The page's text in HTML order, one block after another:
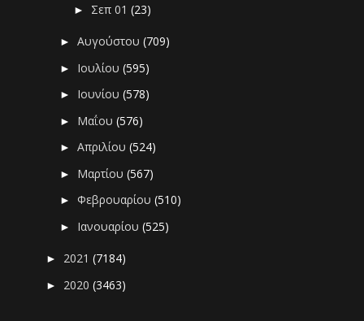
► Σεπ 01(23)
►Αυγούστου(709)
► Ιουλίου(595)
► Ιουνίου(578)
► Μαΐου(576)
►Απριλίου(524)
► Μαρτίου(567)
►Φεβρουαρίου(510)
► Ιανουαρίου(525)
► 2021(7184)
► 2020(3463)